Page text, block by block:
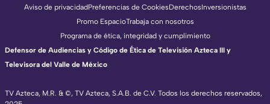
TV Azteca, M.R. & ©, TV Azteca, S.A.B. de C.V. Todos los derechos reservados,
Aviso de privacidadPreferencias de CookiesDerechosInversionistas
Promo EspacioTrabaja con nosotros
Programa de ética, integridad y cumplimiento
Defensor de Audiencias y Código de Ética de Televisión Azteca III y
Televisora del Valle de México